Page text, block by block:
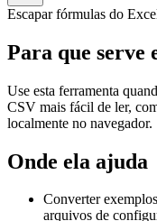
Escapar fórmulas do
Para que serve
Use esta ferramenta
CSV mais fácil de ler,
localmente no navegador.
Onde ela ajuda
Converter
arquivos de